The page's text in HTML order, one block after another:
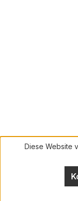
Diese Website